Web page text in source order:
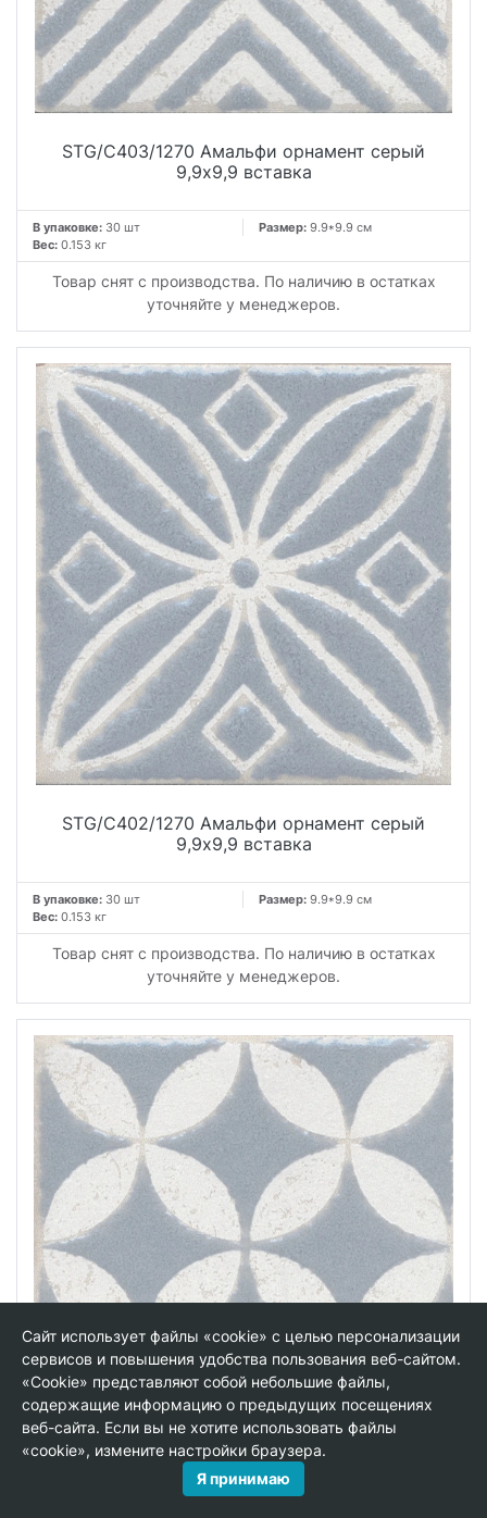
STG/C403/1270 Амальфи орнамент серый
9,9x9,9 вставка
В упаковке: 30 шт Размер: 9.9*9.9 см
Вес: 0.153 кг
Товар снят с производства. По наличию в остатках
уточняйте у менеджеров.
STG/C402/1270 Амальфи орнамент серый
9,9x9,9 вставка
В упаковке: 30 шт Размер: 9.9*9.9 см
Вес: 0.153 кг
Товар снят с производства. По наличию в остатках
уточняйте у менеджеров.
STG/C401/1270 Амальфи орнамент серый
Сайт использует файлы «cookie» с целью персонализации
сервисов и повышения удобства пользования веб-сайтом.
«Cookie» представляют собой небольшие файлы,
содержащие информацию о предыдущих посещениях
веб-сайта. Если вы не хотите использовать файлы
«cookie», измените настройки браузера.
Я принимаю